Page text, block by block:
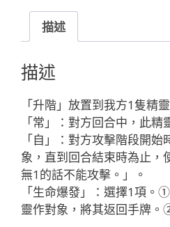
姫
マ
モ
ゼ
ン
「白
色
精
靈
SR
奏
生：
描述
描述
「升階」放置到我方1隻精
「常」：對方回合中，此精
「自」：對方攻擊階段開
象，直到回合結束時為止，
無1的話不能攻擊。」。
「生命爆發」：選擇1項
靈作對象，將其返回手牌。